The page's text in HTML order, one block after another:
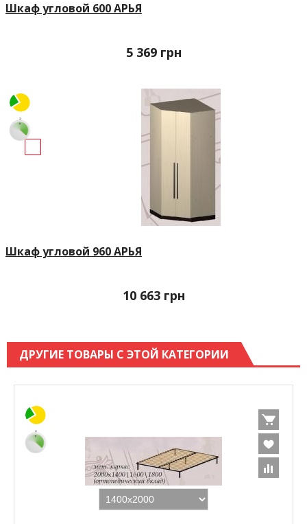
Шкаф угловой 600 АРЬЯ
5 369 грн
Шкаф угловой 960 АРЬЯ
10 663 грн
ДРУГИЕ ТОВАРЫ С ЭТОЙ КАТЕГОРИИ